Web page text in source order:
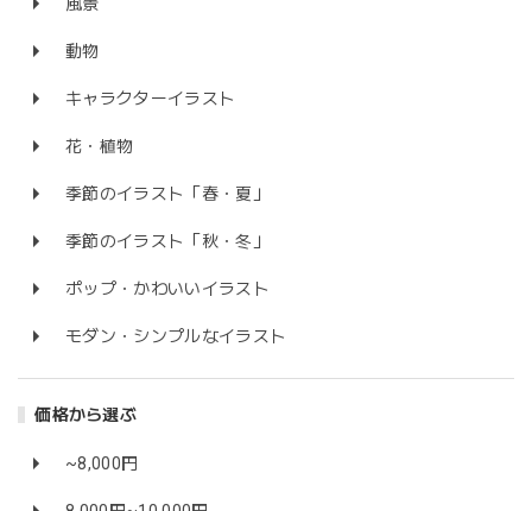
動物
キャラクターイラスト
花・植物
季節のイラスト「春・夏」
季節のイラスト「秋・冬」
ポップ・かわいいイラスト
モダン・シンプルなイラスト
価格から選ぶ
~8,000円